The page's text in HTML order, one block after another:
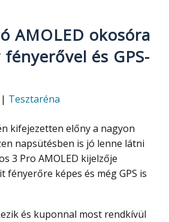
AMOLED okosóra
és GPS-
Tesztaréna
kifejezetten előny a nagyon
napsütésben is jó lenne látni
3 Pro AMOLED kijelzője
fényerőre képes és még GPS is